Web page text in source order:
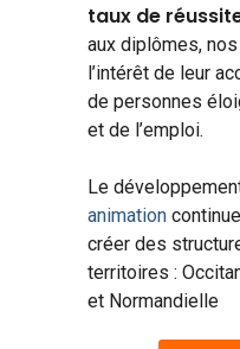
taux de
aux diplômes,
l’intérêt de leur
de personnes
et de l’emploi.
Le
animation
créer des
territoires :
et Normandielle